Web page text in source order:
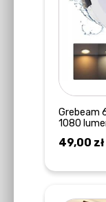
Grebeam
1080
49,00 zł